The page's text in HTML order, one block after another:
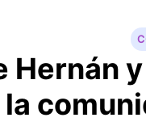
Hernán